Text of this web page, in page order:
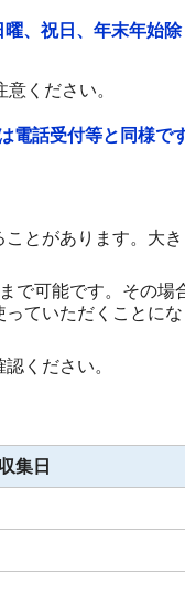
、祝日、年末年始除
ください。
電話受付等と同様で
とがあります。大
で可能です。その場
ていただくことに
ください。
収集日